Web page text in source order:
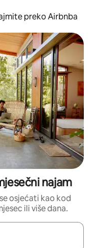
preko Airbnba
najam
osjećati kao kod
ili više dana.
ćete ih pregledati